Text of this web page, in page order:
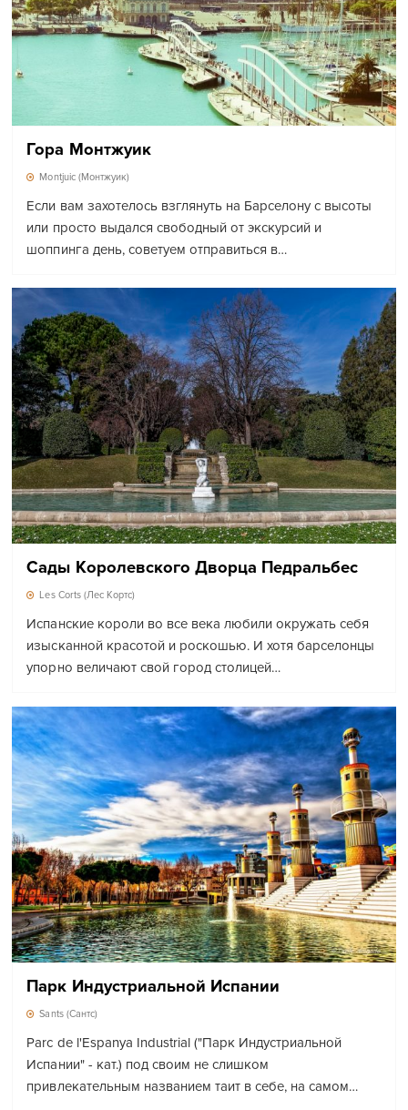
Гора Монтжуик
Montjuic (Монтжуик)
Если вам захотелось взглянуть на Барселону с высоты
или просто выдался свободный от экскурсий и
шоппинга день, советуем отправиться в…
Сады Королевского Дворца Педральбес
Les Corts (Лес Кортс)
Испанские короли во все века любили окружать себя
изысканной красотой и роскошью. И хотя барселонцы
упорно величают свой город столицей…
Парк Индустриальной Испании
Sants (Сантс)
Parc de l'Espanya Industrial ("Парк Индустриальной
Испании" - кат.) под своим не слишком
привлекательным названием таит в себе, на самом…